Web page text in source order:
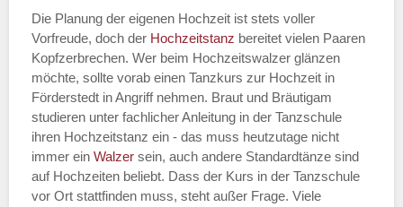
Die Planung der eigenen Hochzeit ist stets voller
Vorfreude, doch der Hochzeitstanz bereitet vielen Paaren
Kopfzerbrechen. Wer beim Hochzeitswalzer glänzen
möchte, sollte vorab einen Tanzkurs zur Hochzeit in
Förderstedt in Angriff nehmen. Braut und Bräutigam
studieren unter fachlicher Anleitung in der Tanzschule
ihren Hochzeitstanz ein - das muss heutzutage nicht
immer ein Walzer sein, auch andere Standardtänze sind
auf Hochzeiten beliebt. Dass der Kurs in der Tanzschule
vor Ort stattfinden muss, steht außer Frage. Viele